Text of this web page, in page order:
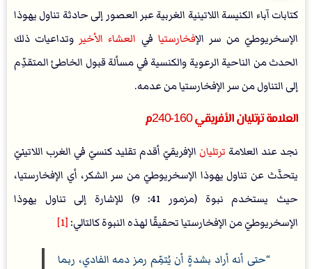
كتابات آباء الكنيسة اللاتينية الغربية عبر العصور إلى حادثة تناول يهوذا
الإسخريوطيّ من سر الإفخارستيا في العشاء الأخير وتداعيات ذلك
الحدث من الناحية الرعوية والكنسية في مسألة قبول الخاطئ المتقدِّم
إلى التناول من سر الإفخارستيا من عدمه.
العلامة ترتليان الأفريقي 160-240م
نجد عند العلامة ترتليان الإفريقيّ أقدم تقليد كنسيّ في الغرب اللاتينيّ
يتحدَّث عن تناول يهوذا الإسخريوطيّ من سر الشكر، أي الإفخارستيا،
حيث يستخدم نبوة (مزمور 41: 9) للإشارة إلى تناول يهوذا
الإسخريوطيّ من الإفخارستيا تحقيقًا لهذه النبوة كالتالي: [1]
حتى أنه أراد بشدةٍ أن يُتمِّم رمز دمه الفادي، ربما